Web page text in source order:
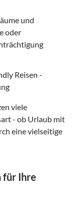
und
oder
Reisen -
viele
- ob Urlaub mit
eine vielseitige
für Ihre